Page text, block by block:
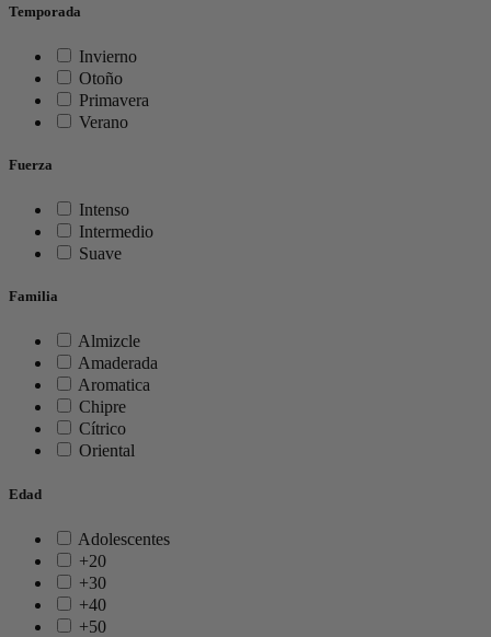
Temporada
Invierno
Otoño
Primavera
Verano
Fuerza
Intenso
Intermedio
Suave
Familia
Almizcle
Amaderada
Aromatica
Chipre
Cítrico
Oriental
Edad
Adolescentes
+20
+30
+40
+50